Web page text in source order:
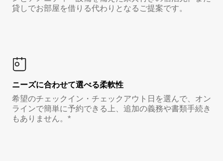
貸しでお部屋を借りる代わりとなるご提案です。
ニーズに合わせて選べる柔軟性
希望のチェックイン・チェックアウト日を選んで、オン
ラインで簡単に予約できる上、追加の義務や書類手続き
もありません。*